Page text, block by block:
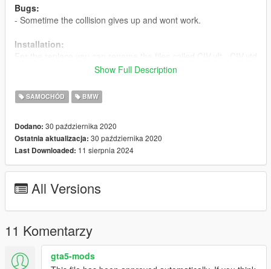
Bugs:
- Sometime the collision gives up and wont work.
Installation:
- CIV_HI.yft to which ever model you want. I think that the
Install the files when renamed to a GTA V model into the latest
Credits:
3D Model = SizzGamesMods - Iddo
Convert = SizzGamesMods - Iddo
Show Full Description
SAMOCHÓD BMW
Dodano: 30 października 2020
Ostatnia aktualizacja: 30 października 2020
Last Downloaded: 11 sierpnia 2024
All Versions
11 Komentarzy
gta5-mods